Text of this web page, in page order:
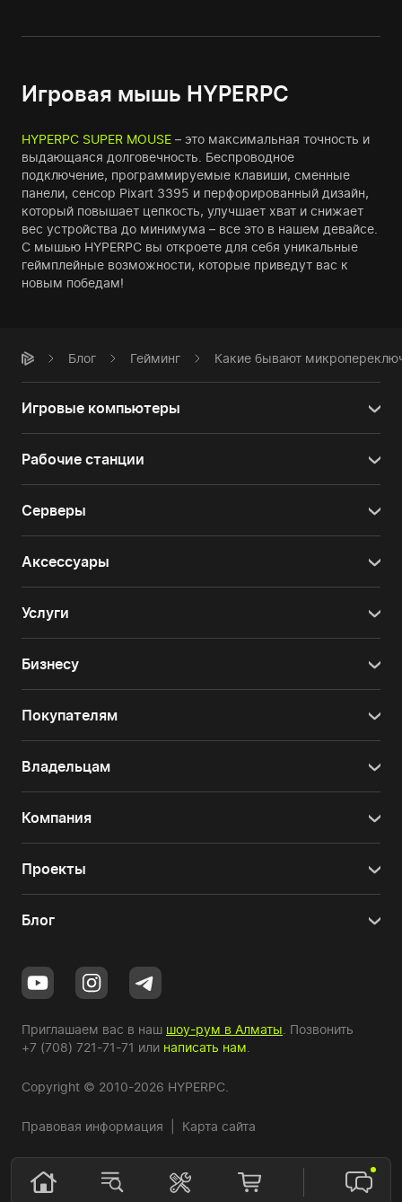
Игровая мышь HYPERPC
HYPERPC SUPER MOUSE – это максимальная точность и
выдающаяся долговечность. Беспроводное
подключение, программируемые клавиши, сменные
панели, сенсор Pixart 3395 и перфорированный дизайн,
который повышает цепкость, улучшает хват и снижает
вес устройства до минимума – все это в нашем девайсе.
С мышью HYPERPC вы откроете для себя уникальные
геймплейные возможности, которые приведут вас к
новым победам!
Блог Гейминг Какие бывают
Игровые компьютеры
Рабочие станции
Серверы
Аксессуары
Услуги
Бизнесу
Покупателям
Владельцам
Компания
Проекты
Блог
Приглашаем вас в наш шоу-рум в Алматы . Позвонить
+7 (708) 721-71-71 или написать нам
Copyright © 2010-2026 HYPERPC.
Правовая информация Карта сайта